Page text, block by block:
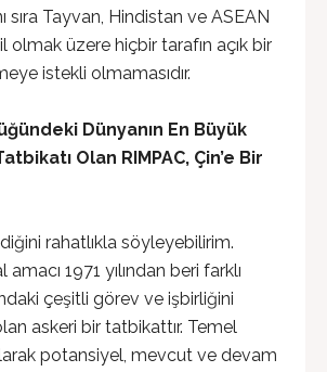
sıra Tayvan, Hindistan ve ASEAN
olmak üzere hiçbir tarafın açık bir
istekli olmamasıdır.
Dünyanın En Büyük
Olan RIMPAC, Çin’e Bir
rahatlıkla söyleyebilirim.
amacı 1971 yılından beri farklı
çeşitli görev ve işbirliğini
askeri bir tatbikattır. Temel
potansiyel, mevcut ve devam